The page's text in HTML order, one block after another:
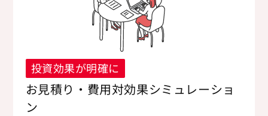
投資効果が明確に
お見積り・費用対効果シミュレーショ
ン